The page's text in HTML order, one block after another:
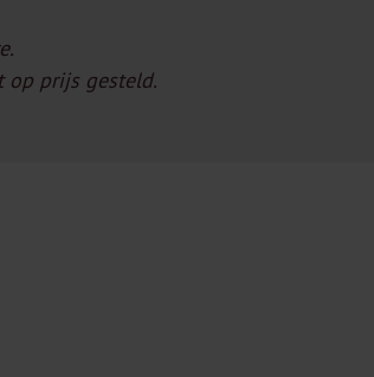
op prijs gesteld.